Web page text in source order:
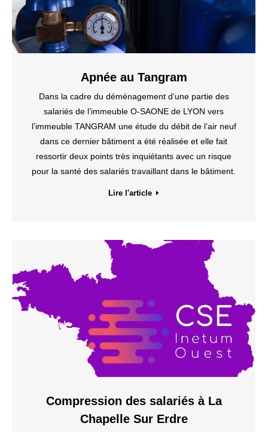
Apnée au Tangram
Dans la cadre du déménagement d’une partie des
salariés de l’immeuble O-SAONE de LYON vers
l’immeuble TANGRAM une étude du débit de l’air neuf
dans ce dernier bâtiment a été réalisée et elle fait
ressortir deux points très inquiétants avec un risque
pour la santé des salariés travaillant dans le bâtiment.
Lire l'article
Compression des salariés à La
Chapelle Sur Erdre